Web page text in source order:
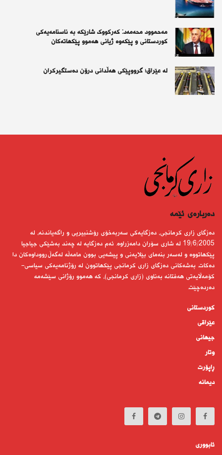
مەحموود محەمەد: کەرکووک شارێکە بە ناسنامەیەکی
کوردستانی و پێکەوە ژیانی هەموو پێکهاتەکان
لە عێراق؛ گرووپێكی هەڵدانی درۆن دەستگیركران
دەربارەى ئێمە
دەزگای زاری كرمانجی، دەزگایەكی سەربەخۆی رۆشنبیریی و راگەیاندنە، لە
19/6/2005 لە شاری سۆران دامەزراوە. ئەم دەزگایە لە چەند بەشێكی جیاجیا
پێكهاتووە و لەسەر بنەمای بێلایەنی و پیشەیی بوون مامەڵە لەگەڵ رووداوەكان دا
دەكات. بەشەكانی دەزگای زاری كرمانجی پێكهاتوون لە رۆژنامەیەكی سیاسی-
كۆمەڵایەتی هەفتانە بەناوی (زاری كرمانجی)، كە هەموو رۆژانی سێشەمە
دەردەچێت.
کوردستانى
عێراقی
جیهانى
وتار
ڕاپۆرت
دیمانە
ئابوورى